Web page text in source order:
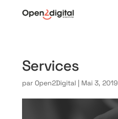
Services
par Open2Digital| Mai 3, 2019